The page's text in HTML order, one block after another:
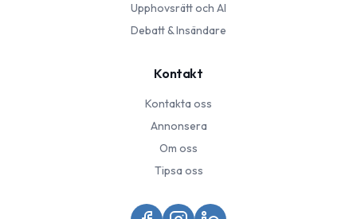
Upphovsrätt och AI
Debatt & Insändare
Kontakt
Kontakta oss
Annonsera
Om oss
Tipsa oss